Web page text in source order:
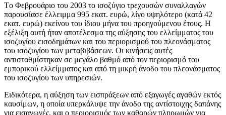
Tο Φεβρουάριο του 2003 το ισοζύγιο τρεχουσών συναλλαγών
παρουσίασε έλλειμμα 995 εκατ. ευρώ, λίγο υψηλότερο (κατά 42
εκατ. ευρώ) εκείνου του ίδιου μήνα του προηγούμενου έτους. Η
εξέλιξη αυτή ήταν αποτέλεσμα της αύξησης του ελλείμματος του
ισοζυγίου εισοδημάτων και του περιορισμού του πλεονάσματος
του ισοζυγίου των μεταβιβάσεων. Οι κινήσεις αυτές
αντισταθμίστηκαν σε μεγάλο βαθμό από τον περιορισμό του
εμπορικού ελλείμματος και από τη μικρή άνοδο του πλεονάσματος
του ισοζυγίου των υπηρεσιών.
Ειδικότερα, η αύξηση των εισπράξεων από εξαγωγές αγαθών εκτός
καυσίμων, η οποία υπερκάλυψε την άνοδο της αντίστοιχης δαπάνης
για εισαγωγές, και ο περιορισμός των καθαρών πληρωμών για